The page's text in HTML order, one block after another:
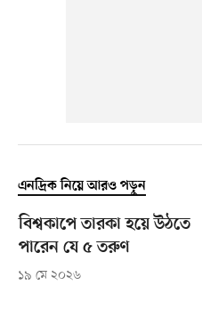
এনদ্রিক নিয়ে আরও পড়ুন
বিশ্বকাপে তারকা হয়ে উঠতে
পারেন যে ৫ তরুণ
১৯ মে ২০২৬